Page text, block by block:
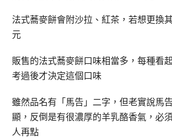
法式蕎麥餅會附沙拉、紅茶，若想更換
元
販售的法式蕎麥餅口味相當多，每種看
考過後才決定這個口味
雖然品名有「馬告」二字，但老實說馬
顯，反倒是有很濃厚的羊乳酪香氣，必
人再點